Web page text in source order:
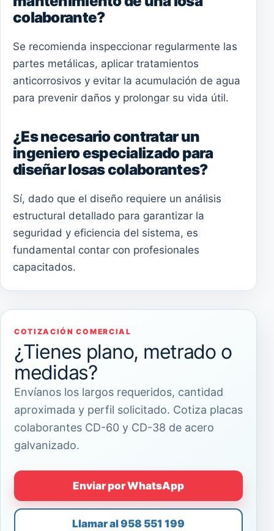
colaborante?
Se recomienda inspeccionar regularmente las
partes metálicas, aplicar tratamientos
anticorrosivos y evitar la acumulación de agua
para prevenir daños y prolongar su vida útil.
¿Es necesario contratar un
ingeniero especializado para
diseñar losas colaborantes?
Sí, dado que el diseño requiere un análisis
estructural detallado para garantizar la
seguridad y eficiencia del sistema, es
fundamental contar con profesionales
capacitados.
COTIZACIÓN COMERCIAL
¿Tienes plano, metrado o
medidas?
Envíanos los largos requeridos, cantidad
aproximada y perfil solicitado. Cotiza placas
colaborantes CD-60 y CD-38 de acero
galvanizado.
Enviar por WhatsApp
Llamar al 958 551 199